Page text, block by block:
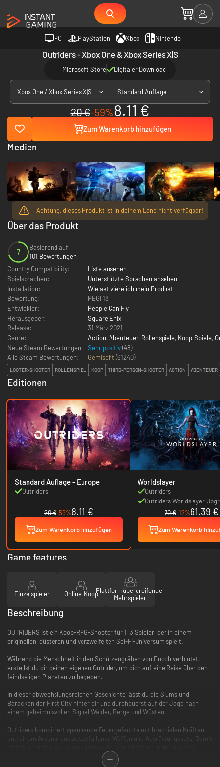
PC PlayStation Xbox Nintendo
Outriders - Xbox One & Xbox Series X|S
Microsoft Store Digitaler Download
Xbox One / Xbox Series X|S Standard Auflage
20 €-59%8.11 €
Zum Warenkorb hinzufügen
Achtung, dieses Produkt ist in deinem Land nicht verfügbar!
Über das Produkt
7
Basierend auf
101 Bewertungen
Country Compatibility:
Liste ansehen
Spielsprachen:
Unterstützte Sprachen ansehen
Installation:
Wie aktiviere ich mein Produkt
Bewertung:
PEGI 18
Entwickler:
People Can Fly
Herausgeber:
Square Enix
Release:
31 März 2021
Genre:
Action, Abenteuer, Rollenspiele, Koop-Spiele,
Neue Steam Bewertungen:
Sehr positiv(48)
Alle Steam Bewertungen:
Gemischt (61240)
LOOTER-SHOOTER ROLLENSPIEL KOOP THIRD-PERSON-SHOOTER ACTION ABENTEUER
Editionen
Standard Auflage - Europe
Outriders
20 €-59%8.11 €
Zum Warenkorb hinzufügen
Worldslayer
Outriders
Outriders Worldslayer
70 €-12%61.39 €
Zum Warenkorb
Medien
Game features
Einzelspieler Online-KoopPlattformübergreifender
Mehrspieler
Beschreibung
OUTRIDERS ist ein Koop-RPG-Shooter für 1–3 Spieler, der in einem
originellen, düsteren und verzweifelten Sci-Fi-Universum spielt.
Während die Menschheit in den Schützengräben von Enoch verblutet,
erstellst du dir deinen eigenen Outrider, um dich auf eine Reise über den
feindseligen Planeten zu begeben.
In dieser abwechslungsreichen Geschichte lässt du die Slums und
Baracken der First City hinter dir und durchquerst auf der Jagd nach
einem geheimnisvollen Signal Wälder, Berge und Wüsten.
Outriders kombiniert spannende Feuergefechte mit brachialen Kräften
und einem Arsenal aus ausgefallenen Waffen und Ausrüstungssets. Damit
People Can Fly – zahllose Stunden Spielspaß.